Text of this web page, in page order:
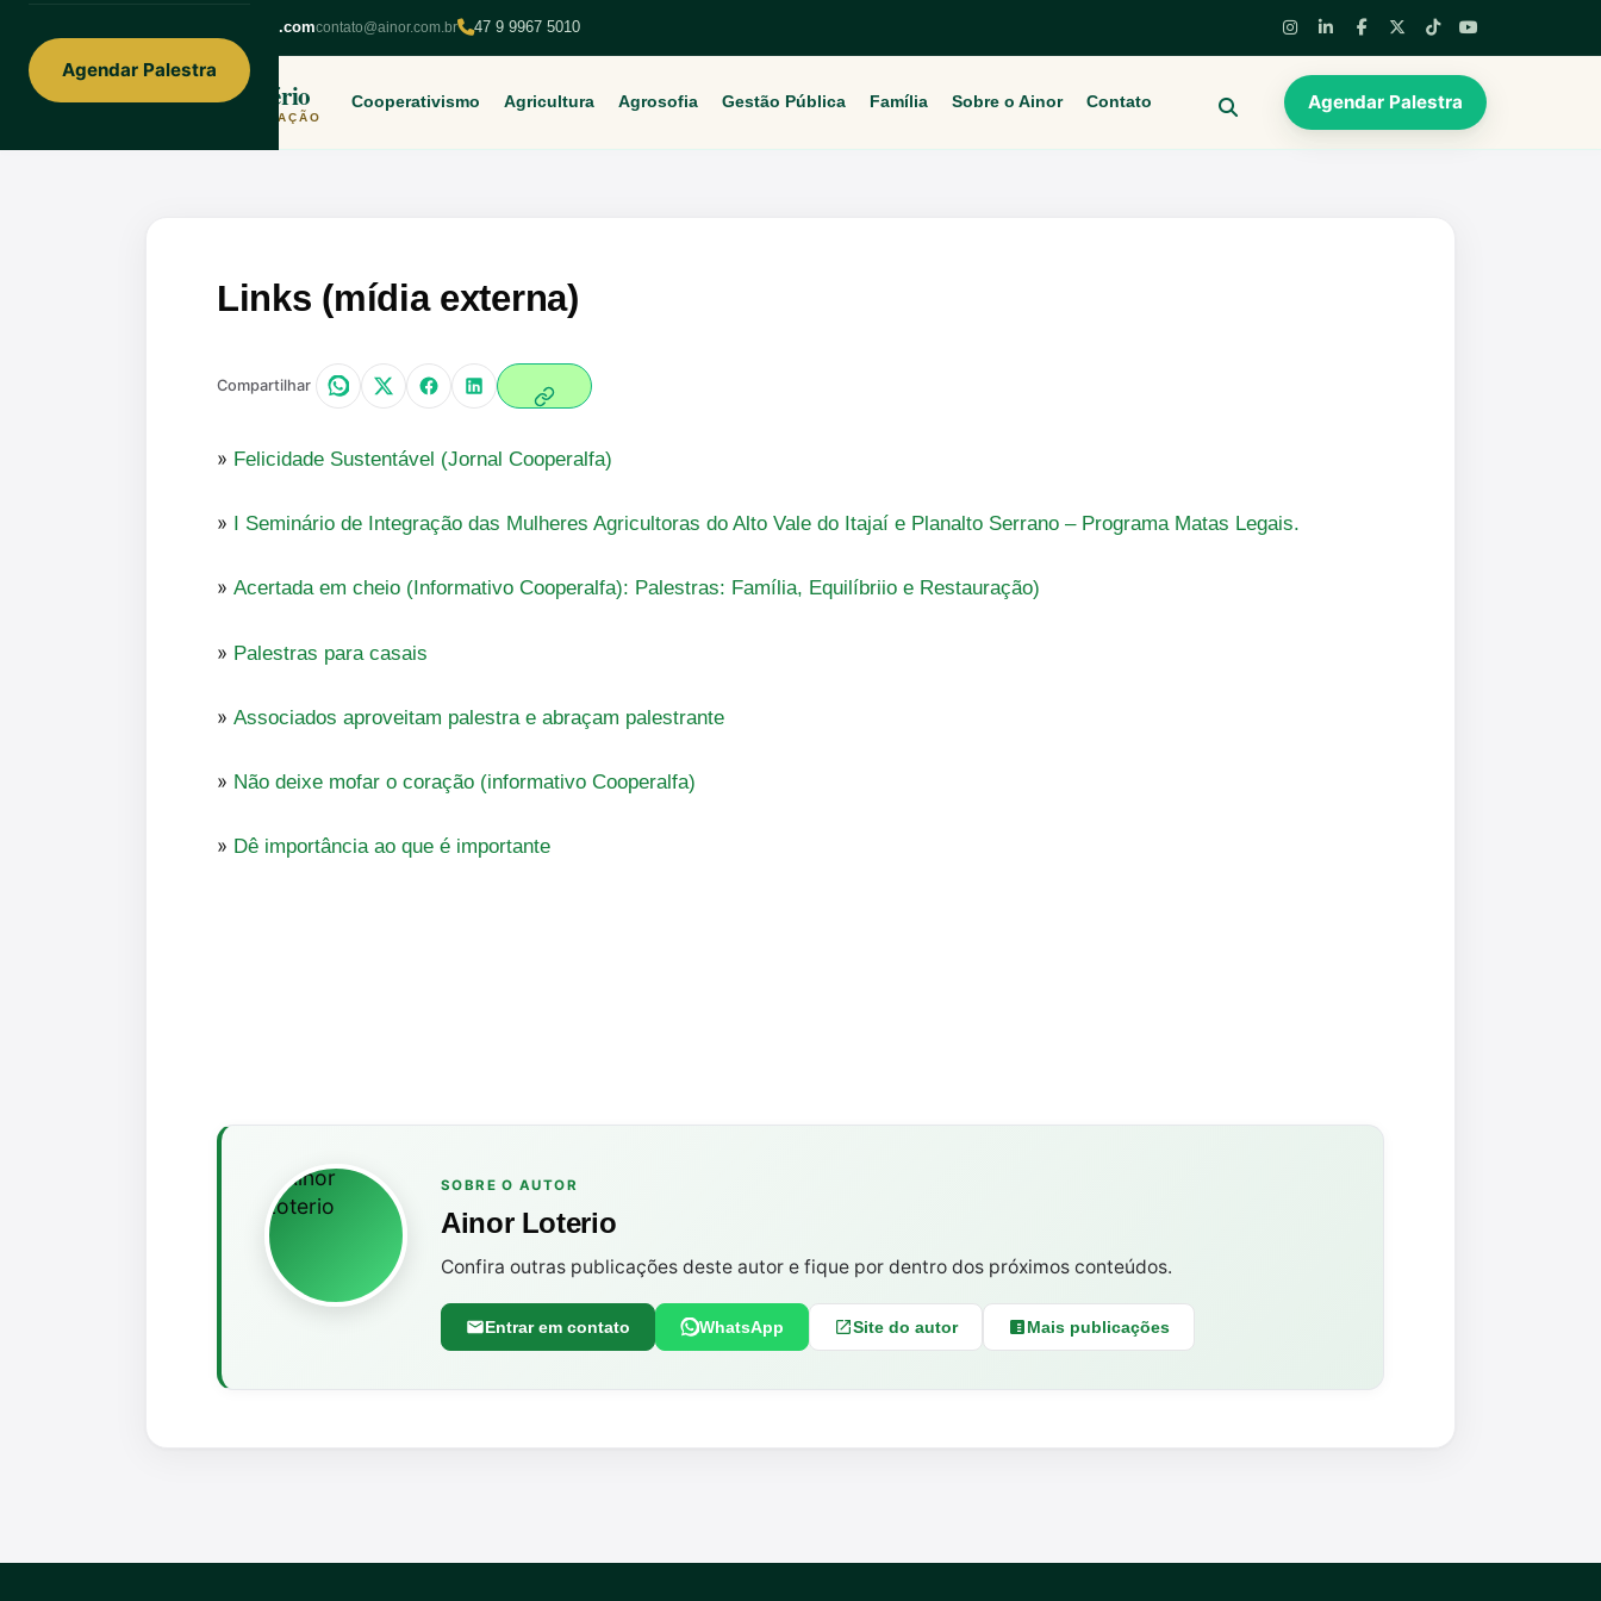
ainorfloterio@gmail.comcontato@ainor.com.br 47 9 9967 5010
Ainor Lotério
MENTE & CORAÇÃO
Cooperativismo Agricultura Agrosofia Gestão Pública Família Sobre o Ainor Contato Agendar Palestra
Agendar Palestra
Links (mídia externa)
Compartilhar
» Felicidade Sustentável (Jornal Cooperalfa)
» I Seminário de Integração das Mulheres Agricultoras do Alto Vale do Itajaí e Planalto Serrano – Programa Matas Legais.
» Acertada em cheio (Informativo Cooperalfa): Palestras: Família, Equilíbriio e Restauração)
» Palestras para casais
» Associados aproveitam palestra e abraçam palestrante
» Não deixe mofar o coração (informativo Cooperalfa)
» Dê importância ao que é importante
SOBRE O AUTOR
Ainor Loterio
Confira outras publicações deste autor e fique por dentro dos próximos conteúdos.
Entrar em contato WhatsApp Site do autor Mais publicações